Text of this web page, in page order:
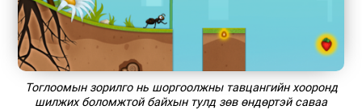
Тоглоомын зорилго нь шоргоолжны тавцангийн хооронд
шилжих боломжтой байхын тулд зөв өндөртэй саваа